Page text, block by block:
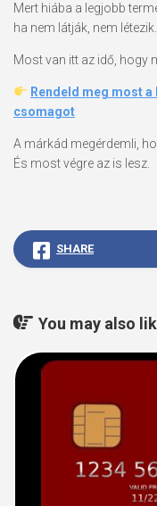
Mert hiába a legjobb
ha nem látják, nem létezik.
Most van itt az idő, hogy
Rendeld meg most
csomagot
A márkád megérdemli,
És most végre az is lesz.
SHARE
You may also